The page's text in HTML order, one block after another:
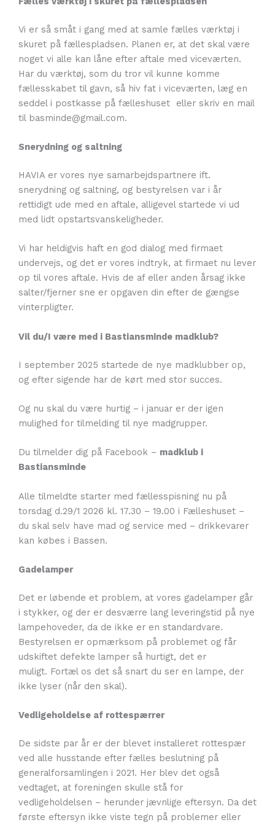
Vi er så småt i gang med at samle fælles værktøj i
skuret på fællespladsen. Planen er, at det skal være
noget vi alle kan låne efter aftale med viceværten.
Har du værktøj, som du tror vil kunne komme
fællesskabet til gavn, så hiv fat i viceværten, læg en
seddel i postkasse på fælleshuset eller skriv en mail
til basminde@gmail.com.
Snerydning og saltning
HAVIA er vores nye samarbejdspartnere ift.
snerydning og saltning, og bestyrelsen var i år
rettidigt ude med en aftale, alligevel startede vi ud
med lidt opstartsvanskeligheder.
Vi har heldigvis haft en god dialog med firmaet
undervejs, og det er vores indtryk, at firmaet nu lever
op til vores aftale. Hvis de af eller anden årsag ikke
salter/fjerner sne er opgaven din efter de gængse
vinterpligter.
Vil du/I være med i Bastiansminde madklub?
I september 2025 startede de nye madklubber op,
og efter sigende har de kørt med stor succes.
Og nu skal du være hurtig – i januar er der igen
mulighed for tilmelding til nye madgrupper.
Du tilmelder dig på Facebook – madklub i
Bastiansminde
Alle tilmeldte starter med fællesspisning nu på
torsdag d.29/1 2026 kl. 17.30 – 19.00 i Fælleshuset –
du skal selv have mad og service med – drikkevarer
kan købes i Bassen.
Gadelamper
Det er løbende et problem, at vores gadelamper går
i stykker, og der er desværre lang leveringstid på nye
lampehoveder, da de ikke er en standardvare.
Bestyrelsen er opmærksom på problemet og får
udskiftet defekte lamper så hurtigt, det er
muligt. Fortæl os det så snart du ser en lampe, der
ikke lyser (når den skal).
Vedligeholdelse af rottespærrer
De sidste par år er der blevet installeret rottespær
ved alle husstande efter fælles beslutning på
generalforsamlingen i 2021. Her blev det også
vedtaget, at foreningen skulle stå for
vedligeholdelsen – herunder jævnlige eftersyn. Da det
første eftersyn ikke viste tegn på problemer eller